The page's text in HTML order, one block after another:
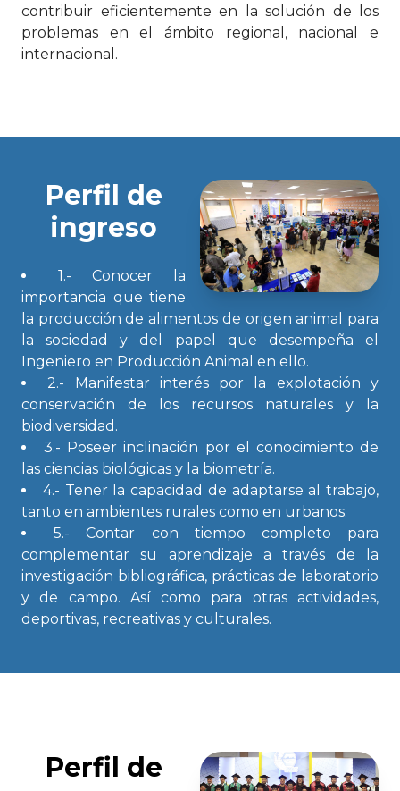
contribuir eficientemente en la solución de los
problemas en el ámbito regional, nacional e
internacional.
Perfil de
ingreso
1.- Conocer la
importancia que tiene
la producción de alimentos de origen animal para
la sociedad y del papel que desempeña el
Ingeniero en Producción Animal en ello.
2.- Manifestar interés por la explotación y
conservación de los recursos naturales y la
biodiversidad.
3.- Poseer inclinación por el conocimiento de
las ciencias biológicas y la biometría.
4.- Tener la capacidad de adaptarse al trabajo,
tanto en ambientes rurales como en urbanos.
5.- Contar con tiempo completo para
complementar su aprendizaje a través de la
investigación bibliográfica, prácticas de laboratorio
y de campo. Así como para otras actividades,
deportivas, recreativas y culturales.
Perfil de